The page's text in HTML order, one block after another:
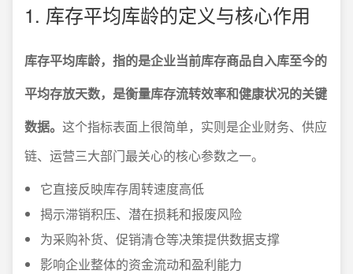
1. 库存平均库龄的定义与核心作用
库存平均库龄，指的是企业当前库存商品自入库至今的
平均存放天数，是衡量库存流转效率和健康状况的关键
数据。 这个指标表面上很简单，实则是企业财务、供应
链、运营三大部门最关心的核心参数之一。
它直接反映库存周转速度高低
揭示滞销积压、潜在损耗和报废风险
为采购补货、促销清仓等决策提供数据支撑
影响企业整体的资金流动和盈利能力